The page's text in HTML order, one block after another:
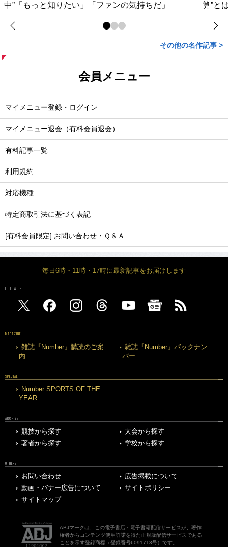
中”「もっと知りたい」「ファンの気持ちだ」
算”と
その他の名作記事 >
会員メニュー
マイメニュー登録・ログイン
マイメニュー退会（有料会員退会）
有料記事一覧
利用規約
対応機種
特定商取引法に基づく表記
[有料会員限定] お問い合わせ・Ｑ＆Ａ
毎日6時・11時・17時に最新記事をお届けします
FOLLOW US
MAGAZINE
雑誌『Number』購読のご案
内
雑誌『Number』バックナン
バー
SPECIAL
Number SPORTS OF THE
YEAR
ARCHIVE
競技から探す
大会から探す
著者から探す
学校から探す
OTHERS
お問い合わせ
広告掲載について
動画・バナー広告について
サイトポリシー
サイトマップ
ABJマークは、この電子書店・電子書籍配信サービスが、著作
権者からコンテンツ使用許諾を得た正規版配信サービスである
ことを示す登録商標（登録番号6091713号）です。